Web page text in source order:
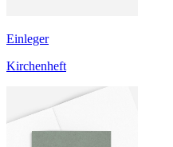
Einleger
Kirchenheft